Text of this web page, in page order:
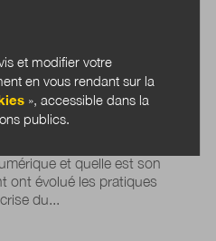
l’injonction de la
de l’accompagnement
et quelle est son
ont évolué les pratiques
du...
et modifier votre
en vous rendant sur la
», accessible dans la
publics.